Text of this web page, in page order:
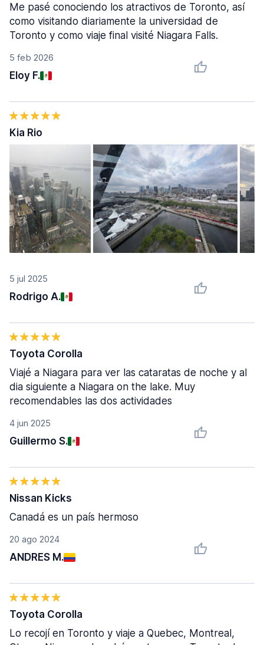
5 feb 2026
Eloy F.
Me pasé conociendo los atractivos de Toronto, así
como visitando diariamente la universidad de
Toronto y como viaje final visité Niagara Falls.
5 jul 2025
Rodrigo A.
Kia Rio
4 jun 2025
Guillermo S.
Toyota Corolla
Viajé a Niagara para ver las cataratas de noche y al
dia siguiente a Niagara on the lake. Muy
recomendables las dos actividades
20 ago 2024
ANDRES M.
Nissan Kicks
Canadá es un país hermoso
Toyota Corolla
Lo recojí en Toronto y viaje a Quebec, Montreal,